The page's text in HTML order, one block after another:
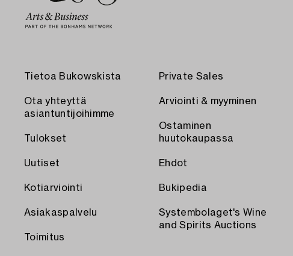
Tietoa Bukowskista
Ota yhteyttä
asiantuntijoihimme
Tulokset
Uutiset
Kotiarviointi
Asiakaspalvelu
Toimitus
Private Sales
Arviointi & myyminen
Ostaminen
huutokaupassa
Ehdot
Bukipedia
Systembolaget's Wine
and Spirits Auctions